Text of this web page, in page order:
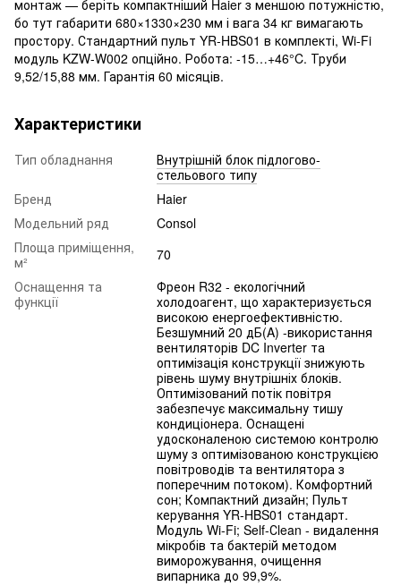
монтаж — беріть компактніший Haier з меншою потужністю,
бо тут габарити 680×1330×230 мм і вага 34 кг вимагають
простору. Стандартний пульт YR-HBS01 в комплекті, Wi-Fi
модуль KZW-W002 опційно. Робота: -15…+46°C. Труби
9,52/15,88 мм. Гарантія 60 місяців.
Характеристики
Тип обладнання
Внутрішній блок підлогово-
стельового типу
Бренд
Haier
Модельний ряд
Consol
Площа приміщення,
м²
70
Оснащення та
функції
Фреон R32 - екологічний
холодоагент, що характеризується
високою енергоефективністю.
Безшумний 20 дБ(A) -використання
вентиляторів DC Inverter та
оптимізація конструкції знижують
рівень шуму внутрішніх блоків.
Оптимізований потік повітря
забезпечує максимальну тишу
кондиціонера. Оснащені
удосконаленою системою контролю
шуму з оптимізованою конструкцією
повітроводів та вентилятора з
поперечним потоком). Комфортний
сон; Компактний дизайн; Пульт
керування YR-HBS01 стандарт.
Модуль Wi-Fi; Self-Сlean - видалення
мікробів та бактерій методом
виморожування, очищення
випарника до 99,9%.